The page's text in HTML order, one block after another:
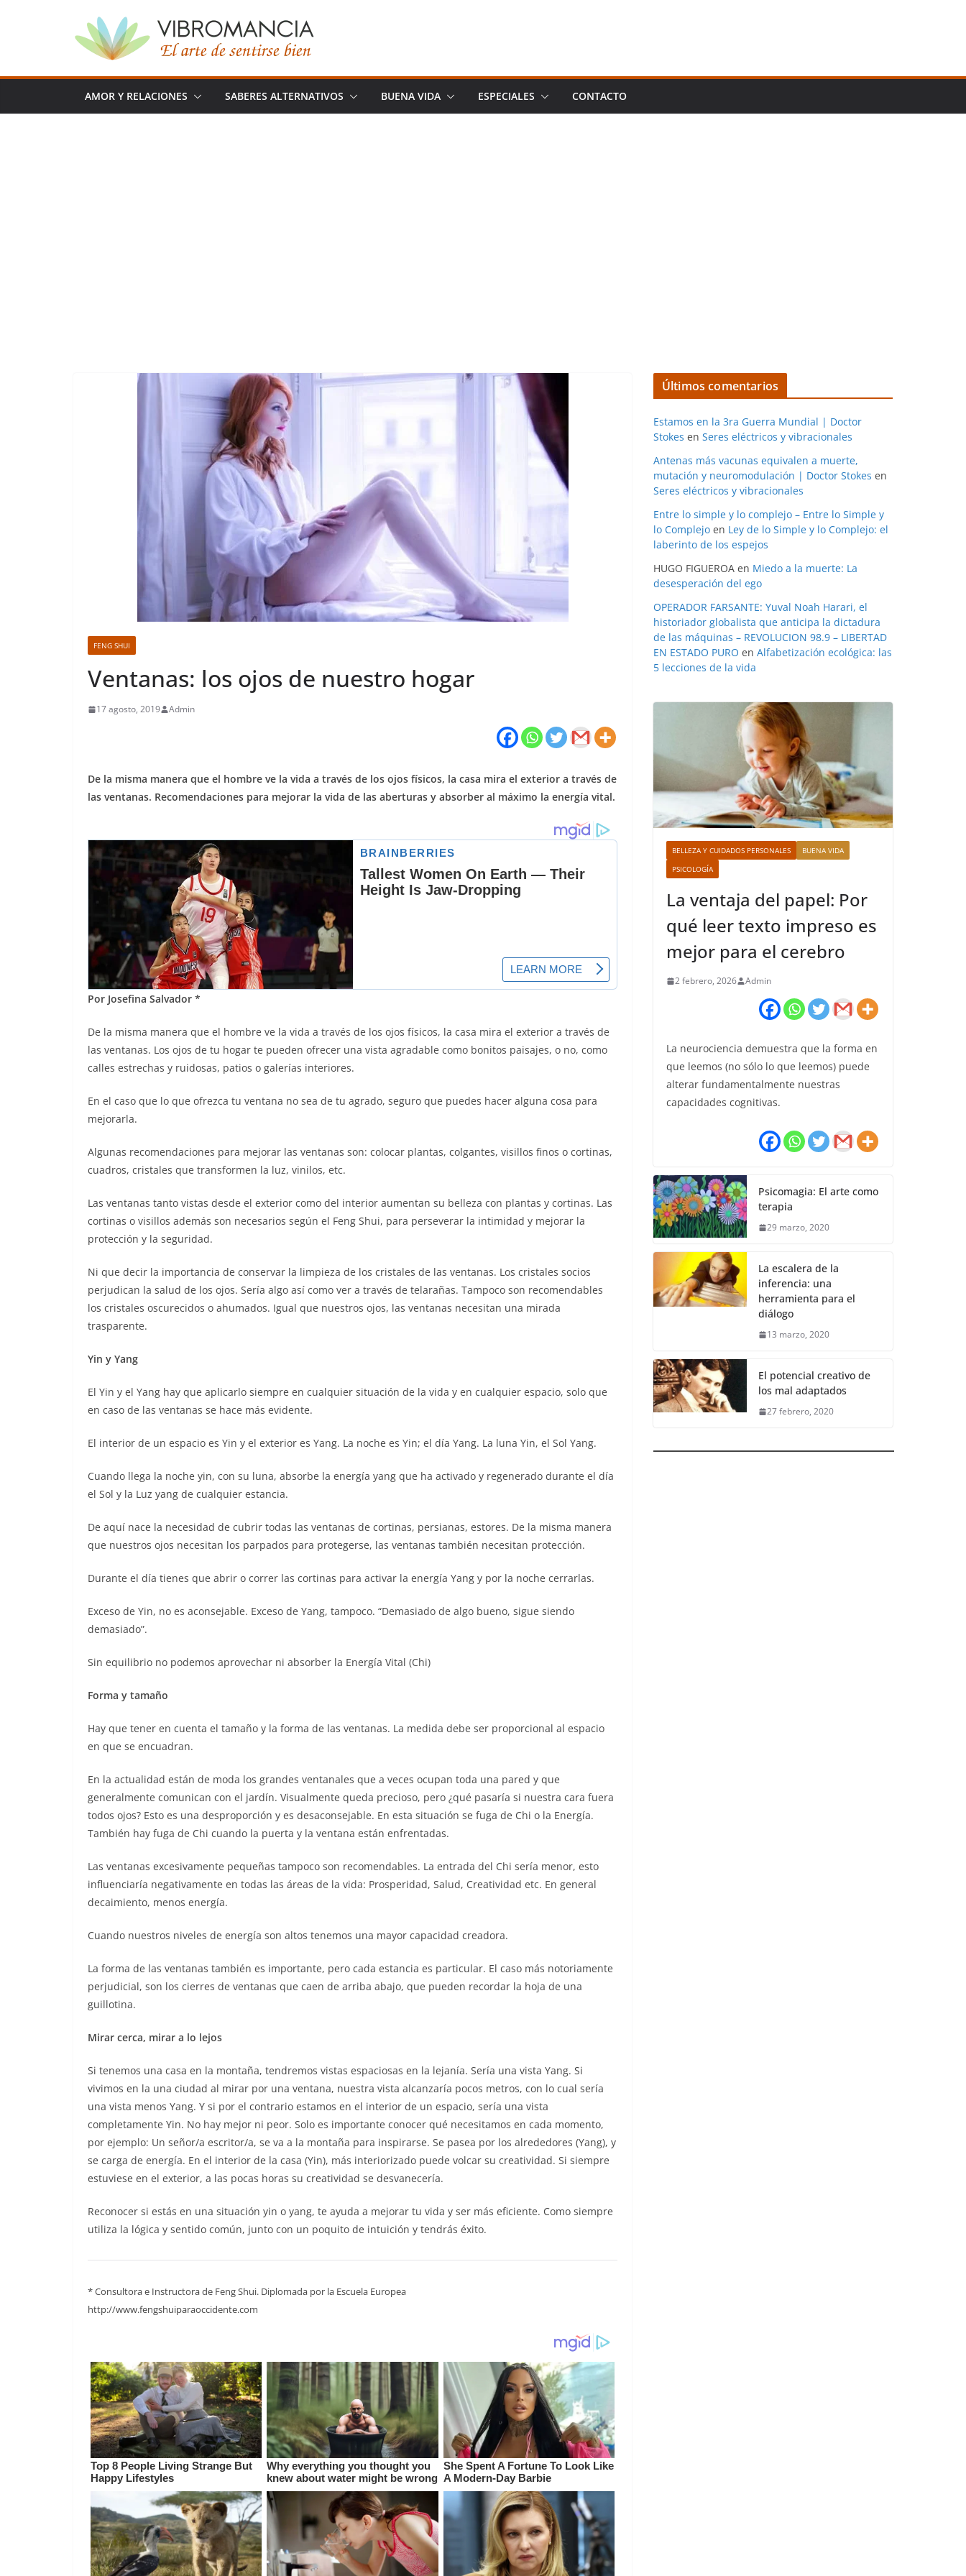
AMOR Y RELACIONES SABERES ALTERNATIVOS BUENA VIDA ESPECIALES CONTACTO
FENG SHUI
Ventanas: los ojos de nuestro hogar
17 agosto, 2019 Admin
De la misma manera que el hombre ve la vida a través de los ojos físicos, la casa mira el exterior a través de
las ventanas. Recomendaciones para mejorar la vida de las aberturas y absorber al máximo la energía vital.
Por Josefina Salvador *
De la misma manera que el hombre ve la vida a través de los ojos físicos, la casa mira el exterior a través de
las ventanas. Los ojos de tu hogar te pueden ofrecer una vista agradable como bonitos paisajes, o no, como
calles estrechas y ruidosas, patios o galerías interiores.
En el caso que lo que ofrezca tu ventana no sea de tu agrado, seguro que puedes hacer alguna cosa para
mejorarla.
Algunas recomendaciones para mejorar las ventanas son: colocar plantas, colgantes, visillos finos o cortinas,
cuadros, cristales que transformen la luz, vinilos, etc.
Las ventanas tanto vistas desde el exterior como del interior aumentan su belleza con plantas y cortinas. Las
cortinas o visillos además son necesarios según el Feng Shui, para perseverar la intimidad y mejorar la
protección y la seguridad.
Ni que decir la importancia de conservar la limpieza de los cristales de las ventanas. Los cristales socios
perjudican la salud de los ojos. Sería algo así como ver a través de telarañas. Tampoco son recomendables
los cristales oscurecidos o ahumados. Igual que nuestros ojos, las ventanas necesitan una mirada
trasparente.
Yin y Yang
El Yin y el Yang hay que aplicarlo siempre en cualquier situación de la vida y en cualquier espacio, solo que
en caso de las ventanas se hace más evidente.
El interior de un espacio es Yin y el exterior es Yang. La noche es Yin; el día Yang. La luna Yin, el Sol Yang.
Cuando llega la noche yin, con su luna, absorbe la energía yang que ha activado y regenerado durante el día
el Sol y la Luz yang de cualquier estancia.
De aquí nace la necesidad de cubrir todas las ventanas de cortinas, persianas, estores. De la misma manera
que nuestros ojos necesitan los parpados para protegerse, las ventanas también necesitan protección.
Durante el día tienes que abrir o correr las cortinas para activar la energía Yang y por la noche cerrarlas.
Exceso de Yin, no es aconsejable. Exceso de Yang, tampoco. “Demasiado de algo bueno, sigue siendo
demasiado”.
Sin equilibrio no podemos aprovechar ni absorber la Energía Vital (Chi)
Forma y tamaño
Hay que tener en cuenta el tamaño y la forma de las ventanas. La medida debe ser proporcional al espacio
en que se encuadran.
En la actualidad están de moda los grandes ventanales que a veces ocupan toda una pared y que
generalmente comunican con el jardín. Visualmente queda precioso, pero ¿qué pasaría si nuestra cara fuera
todos ojos? Esto es una desproporción y es desaconsejable. En esta situación se fuga de Chi o la Energía.
También hay fuga de Chi cuando la puerta y la ventana están enfrentadas.
Las ventanas excesivamente pequeñas tampoco son recomendables. La entrada del Chi sería menor, esto
influenciaría negativamente en todas las áreas de la vida: Prosperidad, Salud, Creatividad etc. En general
decaimiento, menos energía.
Cuando nuestros niveles de energía son altos tenemos una mayor capacidad creadora.
La forma de las ventanas también es importante, pero cada estancia es particular. El caso más notoriamente
perjudicial, son los cierres de ventanas que caen de arriba abajo, que pueden recordar la hoja de una
guillotina.
Mirar cerca, mirar a lo lejos
Si tenemos una casa en la montaña, tendremos vistas espaciosas en la lejanía. Sería una vista Yang. Si
vivimos en la una ciudad al mirar por una ventana, nuestra vista alcanzaría pocos metros, con lo cual sería
una vista menos Yang. Y si por el contrario estamos en el interior de un espacio, sería una vista
completamente Yin. No hay mejor ni peor. Solo es importante conocer qué necesitamos en cada momento,
por ejemplo: Un señor/a escritor/a, se va a la montaña para inspirarse. Se pasea por los alrededores (Yang), y
se carga de energía. En el interior de la casa (Yin), más interiorizado puede volcar su creatividad. Si siempre
estuviese en el exterior, a las pocas horas su creatividad se desvanecería.
Reconocer si estás en una situación yin o yang, te ayuda a mejorar tu vida y ser más eficiente. Como siempre
utiliza la lógica y sentido común, junto con un poquito de intuición y tendrás éxito.
* Consultora e Instructora de Feng Shui. Diplomada por la Escuela Europea
http://www.fengshuiparaoccidente.com
Últimos comentarios
Estamos en la 3ra Guerra Mundial | Doctor
Stokes en Seres eléctricos y vibracionales
Antenas más vacunas equivalen a muerte,
mutación y neuromodulación | Doctor Stokes en
Seres eléctricos y vibracionales
Entre lo simple y lo complejo – Entre lo Simple y
lo Complejo en Ley de lo Simple y lo Complejo: el
laberinto de los espejos
HUGO FIGUEROA en Miedo a la muerte: La
desesperación del ego
OPERADOR FARSANTE: Yuval Noah Harari, el
historiador globalista que anticipa la dictadura
de las máquinas – REVOLUCION 98.9 – LIBERTAD
EN ESTADO PURO en Alfabetización ecológica: las
5 lecciones de la vida
BELLEZA Y CUIDADOS PERSONALES
BUENA VIDA
PSICOLOGÍA
La ventaja del papel: Por
qué leer texto impreso es
mejor para el cerebro
2 febrero, 2026 Admin
La neurociencia demuestra que la forma en
que leemos (no sólo lo que leemos) puede
alterar fundamentalmente nuestras
capacidades cognitivas.
Psicomagia: El arte como
terapia
29 marzo, 2020
La escalera de la
inferencia: una
herramienta para el
diálogo
13 marzo, 2020
El potencial creativo de
los mal adaptados
27 febrero, 2020